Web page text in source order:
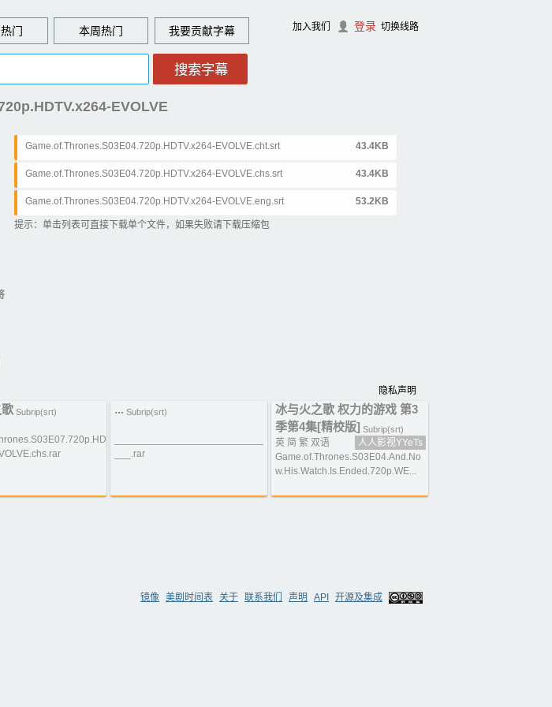
门 本周热门 贡献字幕 加入我们 登录 切换线路
EVOLVE
Game.of.Thrones.S03E04.720p.HDTV.x264-EVOLVE.cht.srt 43.4KB
Game.of.Thrones.S03E04.720p.HDTV.x264-EVOLVE.chs.srt 43.4KB
Game.of.Thrones.S03E04.720p.HDTV.x264-EVOLVE.eng.srt 53.2KB
提示：单击列表可直接下载单个文件，如果失败请下载压缩包
隐私声明
Subrip(srt) ... Subrip(srt)
___.rar
冰与火之歌 权力的游戏 第3
季第4集[精校版] Subrip(srt)
英 简 繁 双语
人人影视YYeTs
Game.of.Thrones.S03E04.And.No
w.His.Watch.Is.Ended.720p.WE...
镜像 美剧时间表 关于 联系我们 声明 API 开源及集成